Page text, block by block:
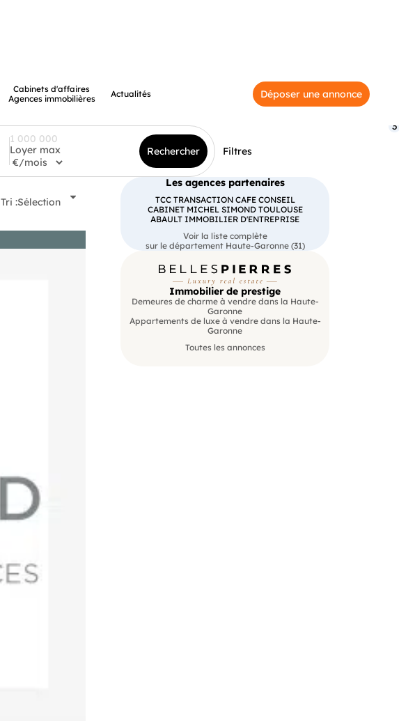
Cabinets d'affaires
Agences immobilières
Actualités Déposer une annonce
Loyer max Rechercher Filtres
3
Tri :Sélection
Les agences partenaires
TCC TRANSACTION CAFE CONSEIL
CABINET MICHEL SIMOND TOULOUSE
ABAULT IMMOBILIER D'ENTREPRISE
Voir la liste complète
sur le département Haute-Garonne (31)
Immobilier de prestige
Demeures de charme à vendre dans la Haute-
Garonne
Appartements de luxe à vendre dans la Haute-
Garonne
Toutes les annonces